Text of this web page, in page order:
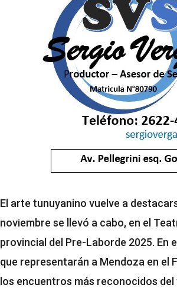
El arte tunuyanino vuelve a
noviembre se llevó a cabo, en el
provincial del Pre-Laborde 2025.
que representarán a Mendoza en el
los encuentros más reconocidos